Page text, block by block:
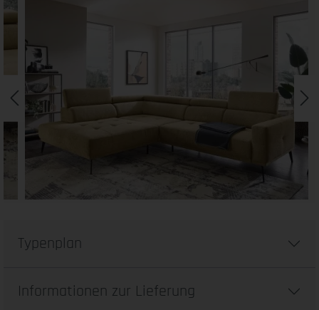
Typenplan
Informationen zur Lieferung